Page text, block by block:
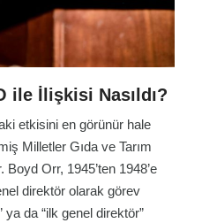
ile İlişkisi Nasıldı?
etkisini en görünür hale
Milletler Gıda ve Tarım
Orr, 1945’ten 1948’e
direktör olarak görev
ya da “ilk genel direktör”